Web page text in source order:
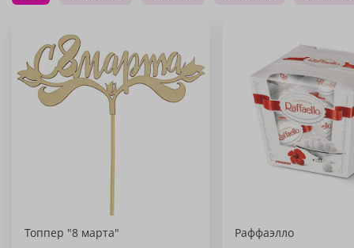
Топпер "8 марта" Раффаэлло